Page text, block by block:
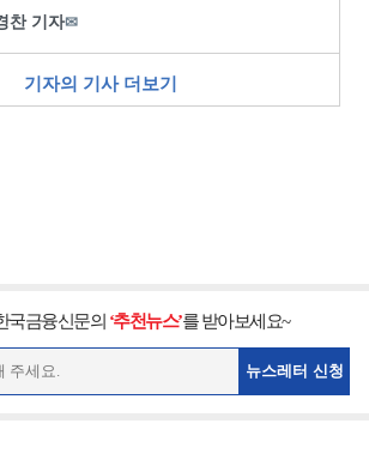
찬 기자✉
기자의 기사 더보기
국금융신문의 ‘추천뉴스’를 받아보세요~
뉴스레터 신청